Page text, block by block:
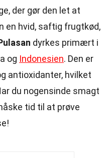
der gør den let at
en hvid, saftig frugtkød,
dyrkes primært i
og Indonesien. Den er
antioxidanter, hvilket
du nogensinde smagt
tid til at prøve